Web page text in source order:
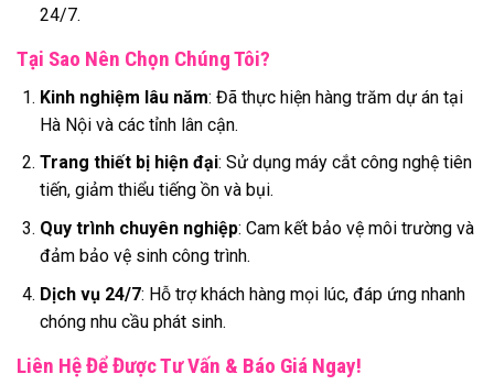
24/7.
Tại Sao Nên Chọn Chúng Tôi?
Kinh nghiệm lâu năm: Đã thực hiện hàng trăm dự án tại
Hà Nội và các tỉnh lân cận.
Trang thiết bị hiện đại: Sử dụng máy cắt công nghệ tiên
tiến, giảm thiểu tiếng ồn và bụi.
Quy trình chuyên nghiệp: Cam kết bảo vệ môi trường và
đảm bảo vệ sinh công trình.
Dịch vụ 24/7: Hỗ trợ khách hàng mọi lúc, đáp ứng nhanh
chóng nhu cầu phát sinh.
Liên Hệ Để Được Tư Vấn & Báo Giá Ngay!